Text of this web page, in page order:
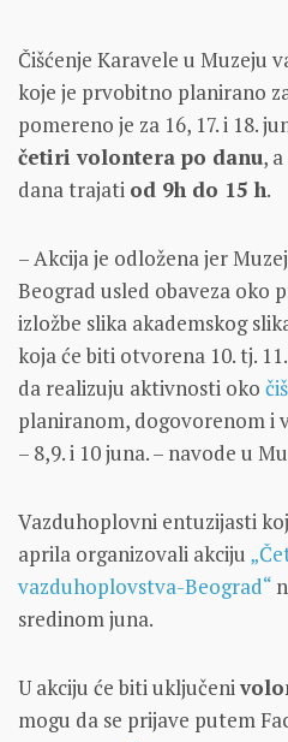
Čišćenje Karavele u Muzeju
koje je prvobitno planirano
pomereno je za 16, 17. i 18.
četiri volontera po danu,
dana trajati od 9h do 15 h.
– Akcija je odložena jer
Beograd usled obaveza oko
izložbe slika akademskog
koja će biti otvorena 10. tj.
da realizuju aktivnosti oko
planiranom, dogovorenom i
– 8,9. i 10 juna. – navode u
Vazduhoplovni entuzijasti
aprila organizovali akciju
vazduhoplovstva-Beograd“
sredinom juna.
U akciju će biti uključeni
mogu da se prijave putem